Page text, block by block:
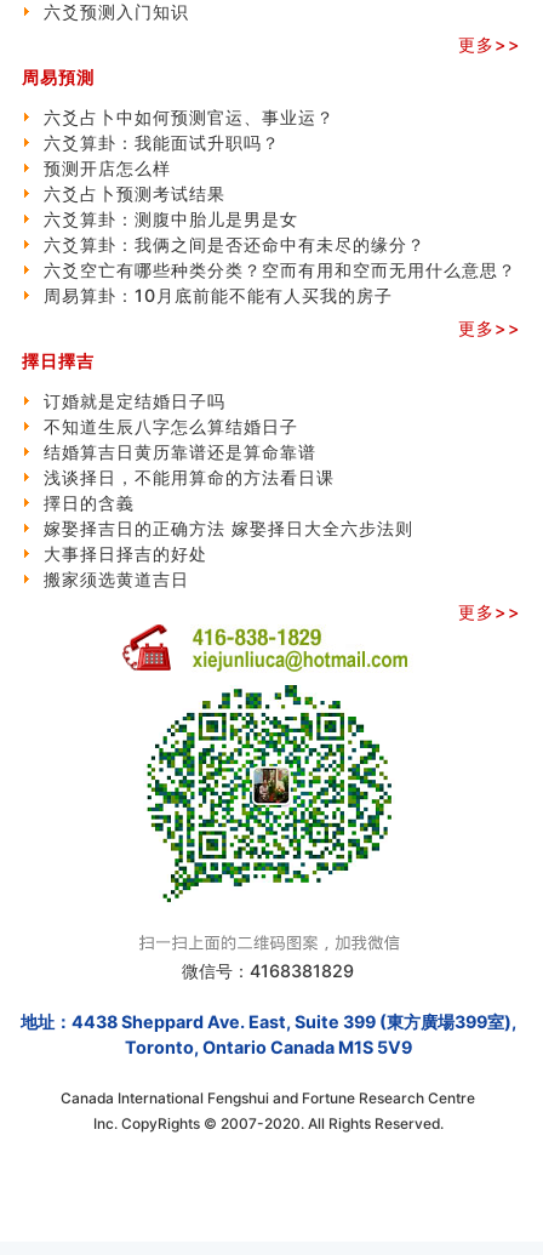
六爻预测入门知识
更多>>
周易預測
六爻占卜中如何预测官运、事业运？
六爻算卦：我能面试升职吗？
预测开店怎么样
六爻占卜预测考试结果
六爻算卦：测腹中胎儿是男是女
六爻算卦：我俩之间是否还命中有未尽的缘分？
六爻空亡有哪些种类分类？空而有用和空而无用什么意思？
周易算卦：10月底前能不能有人买我的房子
更多>>
擇日擇吉
订婚就是定结婚日子吗
不知道生辰八字怎么算结婚日子
结婚算吉日黄历靠谱还是算命靠谱
浅谈择日，不能用算命的方法看日课
擇日的含義
嫁娶择吉日的正确方法 嫁娶择日大全六步法则
大事择日择吉的好处
搬家须选黄道吉日
更多>>
微信号：4168381829
地址：4438 Sheppard Ave. East, Suite 399 (東方廣場399室),
Toronto, Ontario Canada M1S 5V9
Canada International Fengshui and Fortune Research Centre
Inc. CopyRights © 2007-2020. All Rights Reserved.